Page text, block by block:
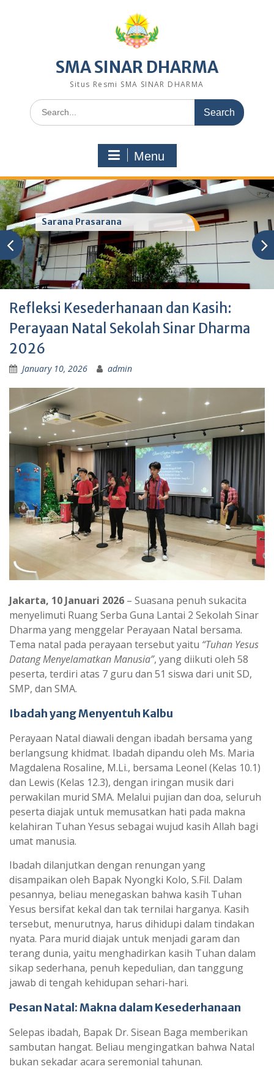
SMA SINAR DHARMA
Situs Resmi SMA SINAR DHARMA
Search
for:
Menu
Sarana Prasarana
Refleksi Kesederhanaan dan Kasih:
Perayaan Natal Sekolah Sinar Dharma
2026
January 10, 2026 admin
Jakarta, 10 Januari 2026 – Suasana penuh sukacita
menyelimuti Ruang Serba Guna Lantai 2 Sekolah Sinar
Dharma yang menggelar Perayaan Natal bersama.
Tema natal pada perayaan tersebut yaitu “Tuhan Yesus
Datang Menyelamatkan Manusia”, yang diikuti oleh 58
peserta, terdiri atas 7 guru dan 51 siswa dari unit SD,
SMP, dan SMA.
Ibadah yang Menyentuh Kalbu
Perayaan Natal diawali dengan ibadah bersama yang
berlangsung khidmat. Ibadah dipandu oleh Ms. Maria
Magdalena Rosaline, M.Li., bersama Leonel (Kelas 10.1)
dan Lewis (Kelas 12.3), dengan iringan musik dari
perwakilan murid SMA. Melalui pujian dan doa, seluruh
peserta diajak untuk memusatkan hati pada makna
kelahiran Tuhan Yesus sebagai wujud kasih Allah bagi
umat manusia.
Ibadah dilanjutkan dengan renungan yang
disampaikan oleh Bapak Nyongki Kolo, S.Fil. Dalam
pesannya, beliau menegaskan bahwa kasih Tuhan
Yesus bersifat kekal dan tak ternilai harganya. Kasih
tersebut, menurutnya, harus dihidupi dalam tindakan
nyata. Para murid diajak untuk menjadi garam dan
terang dunia, yaitu menghadirkan kasih Tuhan dalam
sikap sederhana, penuh kepedulian, dan tanggung
jawab di tengah kehidupan sehari-hari.
Pesan Natal: Makna dalam Kesederhanaan
Selepas ibadah, Bapak Dr. Sisean Baga memberikan
sambutan hangat. Beliau mengingatkan bahwa Natal
bukan sekadar acara seremonial tahunan.